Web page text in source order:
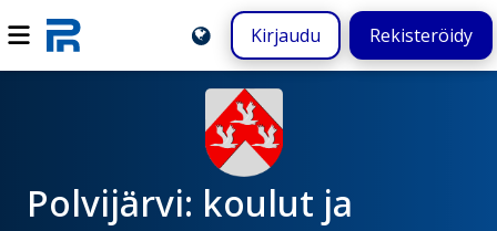
Kirjaudu Rekisteröidy
Polvijärvi: koulut ja